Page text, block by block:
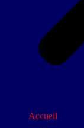
Accueil